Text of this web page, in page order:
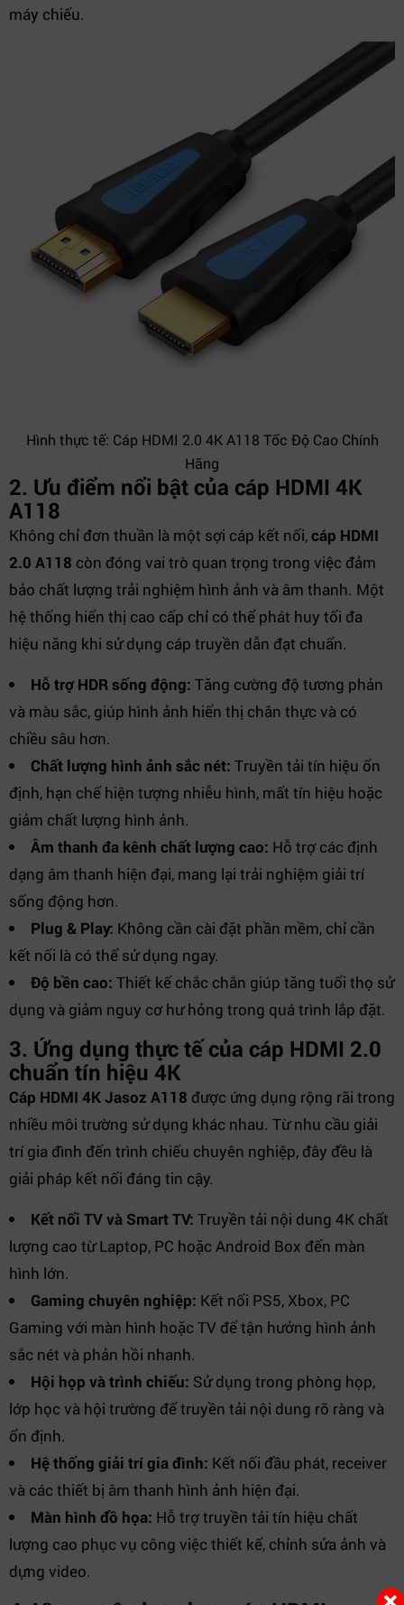
máy chiếu.
Hình thực tế: Cáp HDMI 2.0 4K A118 Tốc Độ Cao Chính
Hãng
2. Ưu điểm nổi bật của cáp HDMI 4K
A118
Không chỉ đơn thuần là một sợi cáp kết nối,cáp HDMI
2.0 A118 còn đóng vai trò quan trọng trong việc đảm
bảo chất lượng trải nghiệm hình ảnh và âm thanh. Một
hệ thống hiển thị cao cấp chỉ có thể phát huy tối đa
hiệu năng khi sử dụng cáp truyền dẫn đạt chuẩn.
Hỗ trợ HDR sống động: Tăng cường độ tương phản
và màu sắc, giúp hình ảnh hiển thị chân thực và có
chiều sâu hơn.
Chất lượng hình ảnh sắc nét: Truyền tải tín hiệu ổn
định, hạn chế hiện tượng nhiễu hình, mất tín hiệu hoặc
giảm chất lượng hình ảnh.
Âm thanh đa kênh chất lượng cao: Hỗ trợ các định
dạng âm thanh hiện đại, mang lại trải nghiệm giải trí
sống động hơn.
Plug & Play: Không cần cài đặt phần mềm, chỉ cần
kết nối là có thể sử dụng ngay.
Độ bền cao: Thiết kế chắc chắn giúp tăng tuổi thọ sử
dụng và giảm nguy cơ hư hỏng trong quá trình lắp đặt.
3. Ứng dụng thực tế của cáp HDMI 2.0
chuẩn tín hiệu 4K
Cáp HDMI 4K Jasoz A118 được ứng dụng rộng rãi trong
nhiều môi trường sử dụng khác nhau. Từ nhu cầu giải
trí gia đình đến trình chiếu chuyên nghiệp, đây đều là
giải pháp kết nối đáng tin cậy.
Kết nối TV và Smart TV: Truyền tải nội dung 4K chất
lượng cao từ Laptop, PC hoặc Android Box đến màn
hình lớn.
Gaming chuyên nghiệp: Kết nối PS5, Xbox, PC
Gaming với màn hình hoặc TV để tận hưởng hình ảnh
sắc nét và phản hồi nhanh.
Hội họp và trình chiếu: Sử dụng trong phòng họp,
lớp học và hội trường để truyền tải nội dung rõ ràng và
ổn định.
Hệ thống giải trí gia đình: Kết nối đầu phát, receiver
và các thiết bị âm thanh hình ảnh hiện đại.
Màn hình đồ họa: Hỗ trợ truyền tải tín hiệu chất
lượng cao phục vụ công việc thiết kế, chỉnh sửa ảnh và
dựng video.